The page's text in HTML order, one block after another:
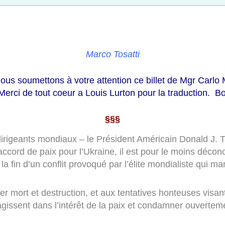
Marco Tosatti
soumettons à votre attention ce billet de Mgr
de tout coeur a Louis Lurton pour la traduction.
§§§
mondiaux – le Président Américain Donald J.
de paix pour l’Ukraine, il est pour le moins
fin d’un conflit provoqué par l’élite mondialiste qui
mort et destruction, et aux tentatives honteuses
dans l’intérêt de la paix et condamner